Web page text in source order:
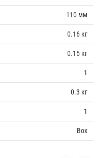
110 мм
0.16 кг
0.15 кг
1
0.3 кг
1
Box